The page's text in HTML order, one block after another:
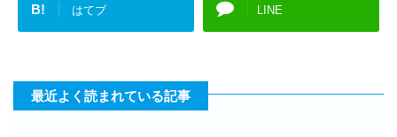
B! はてブ LINE
最近よく読まれている記事